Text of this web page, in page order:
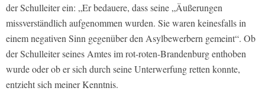
der Schulleiter ein: „Er bedauere, dass seine „Äußerungen
missverständlich aufgenommen wurden. Sie waren keinesfalls in
einem negativen Sinn gegenüber den Asylbewerbern gemeint“. Ob
der Schulleiter seines Amtes im rot-roten-Brandenburg enthoben
wurde oder ob er sich durch seine Unterwerfung retten konnte,
entzieht sich meiner Kenntnis.